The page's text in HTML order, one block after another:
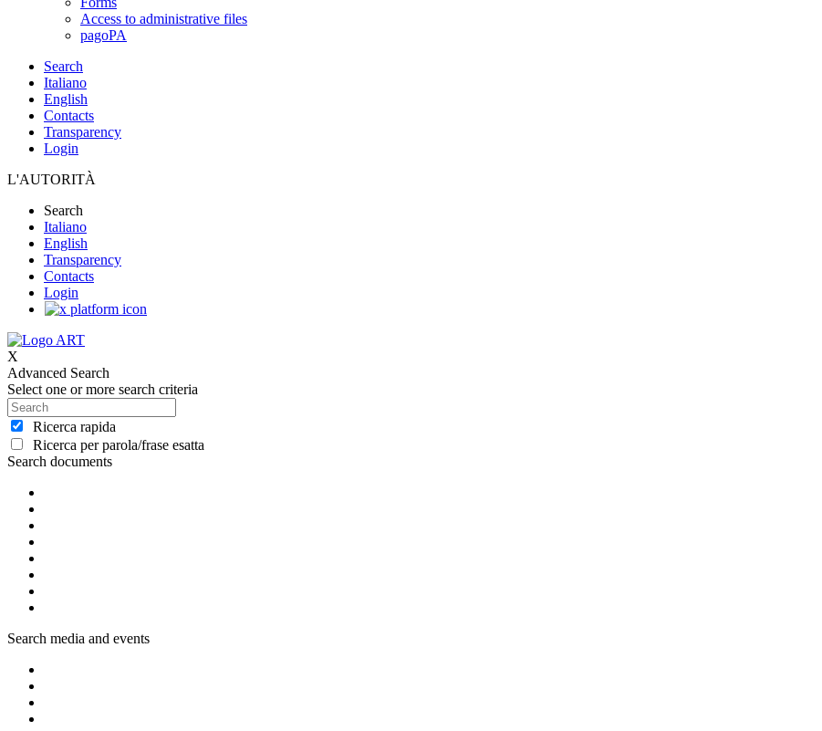
Access to administrative files
pagoPA
Search
Italiano
English
Contacts
Transparency
Login
L'AUTORITÀ
Search
Italiano
English
Transparency
Contacts
Login
X
Advanced Search
Select one or more search criteria
Ricerca rapida
Ricerca per parola/frase esatta
Search documents
Search media and events